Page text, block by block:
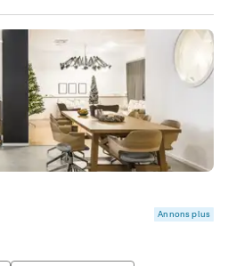
Annons plus